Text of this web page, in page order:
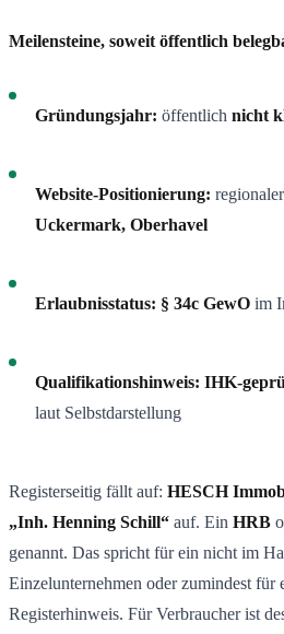
Meilensteine, soweit öffentlich
Gründungsjahr: öffentlich nicht
Website-Positionierung:
Uckermark, Oberhavel
Erlaubnisstatus: § 34c GewO im
Qualifikationshinweis: IHK-
laut Selbstdarstellung
Registerseitig fällt auf: HESCH
„Inh. Henning Schill“ auf. Ein HRB
genannt. Das spricht für ein nicht im
Einzelunternehmen oder zumindest für
Registerhinweis. Für Verbraucher ist